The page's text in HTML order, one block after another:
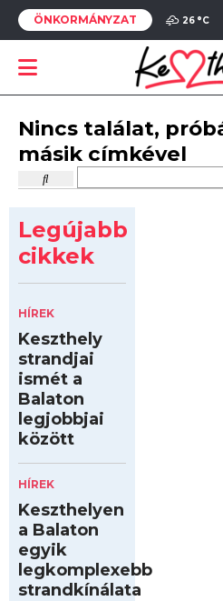
ÖNKORMÁNYZAT 26 °C
Nincs találat,
másik címkével
Legújabb
cikkek
HÍREK
Keszthely
strandjai
ismét a
Balaton
legjobbjai
között
HÍREK
Keszthelyen
a Balaton
egyik
legkomplexebb
strandkínálata